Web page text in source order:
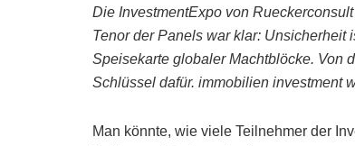
Die InvestmentExpo von
Tenor der Panels war klar: Unsicherheit
Speisekarte globaler Machtblöcke. Von
Schlüssel dafür. immobilien investment
Man könnte, wie viele Teilnehmer der